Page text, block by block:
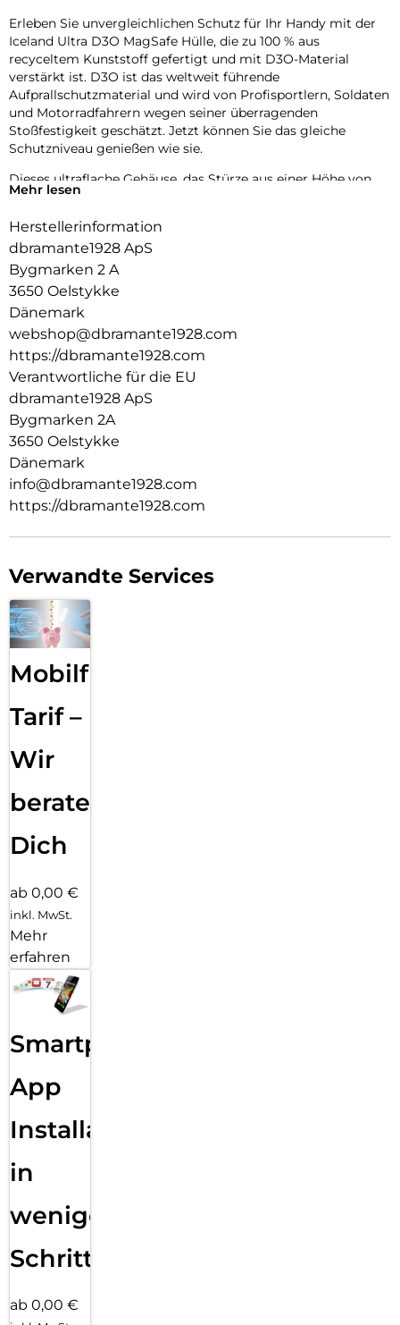
Erleben Sie unvergleichlichen Schutz für Ihr Handy mit der
Iceland Ultra D3O MagSafe Hülle, die zu 100 % aus
recyceltem Kunststoff gefertigt und mit D3O-Material
verstärkt ist. D3O ist das weltweit führende
Aufprallschutzmaterial und wird von Profisportlern, Soldaten
und Motorradfahrern wegen seiner überragenden
Stoßfestigkeit geschätzt. Jetzt können Sie das gleiche
Schutzniveau genießen wie sie.
Dieses ultraflache Gehäuse, das Stürze aus einer Höhe von
bis zu 4 Metern übersteht, bietet maximalen Schutz ohne
für müheloses kabelloses Aufladen und macht Ihr Erlebnis
nahtlos und bequem. Wählen Sie Iceland Ultra D3O MagSafe
für den dünnsten und fortschrittlichsten Schutz Ihres
Telefons.
Mehr lesen
Herstellerinformation
dbramante1928 ApS
Bygmarken 2 A
3650 Oelstykke
Dänemark
webshop@dbramante1928.com
https://dbramante1928.com
Verantwortliche für die EU
dbramante1928 ApS
Bygmarken 2A
3650 Oelstykke
Dänemark
info@dbramante1928.com
https://dbramante1928.com
Verwandte Services
Mobilfunk
Tarif –
Wir
beraten
Dich
ab 0,00 €
inkl. MwSt.
Mehr
erfahren
Smartphone
App
Installation
in
wenigen
Schritten
ab 0,00 €